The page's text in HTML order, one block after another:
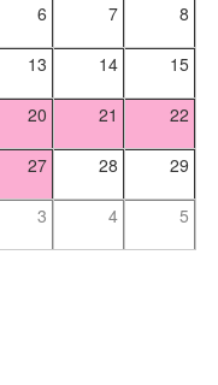
6 7 8
13 14 15
20 21 22
27 28 29
3 4 5